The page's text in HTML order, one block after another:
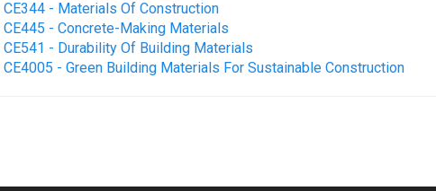
CE344 - Materials Of Construction
CE445 - Concrete-Making Materials
CE541 - Durability Of Building Materials
CE4005 - Green Building Materials For Sustainable Construction